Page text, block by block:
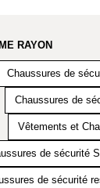
RAYON
Chaussures de
Chaussures de
Vêtements et
de sécurité
de sécurité